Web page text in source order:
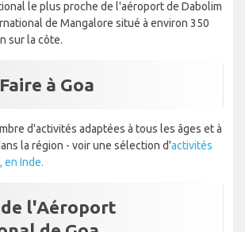
le plus proche de l'aéroport de Dabolim
de Mangalore situé à environ 350
sur la côte.
à Goa
d'activités adaptées à tous les âges et à
la région - voir une sélection d'activités
en Inde.
l'Aéroport